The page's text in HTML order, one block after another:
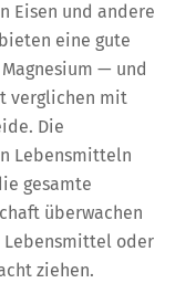
Eisen und andere
eine gute
— und
verglichen mit
Die
Lebensmitteln
gesamte
überwachen
Lebensmittel oder
ziehen.